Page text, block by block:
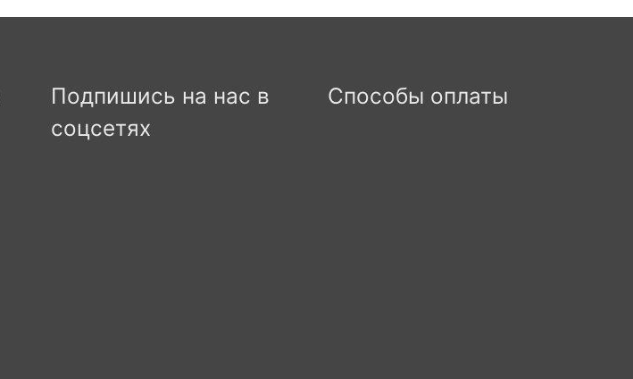
Подпишись на нас в
соцсетях
Способы оплаты